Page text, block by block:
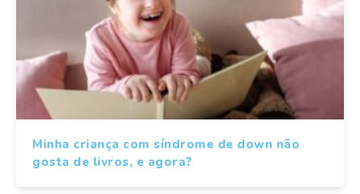
Minha criança com síndrome de down não
gosta de livros, e agora?